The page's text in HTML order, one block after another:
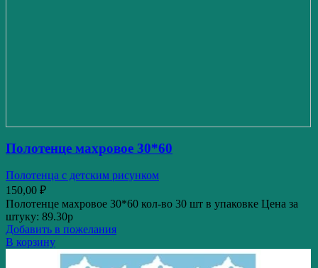
Полотенце махровое 30*60
Полотенца с детским рисунком
150,00 ₽
Полотенце махровое 30*60 кол-во 30 шт в упаковке Цена за
штуку: 89.30р
Добавить в пожелания
В корзину